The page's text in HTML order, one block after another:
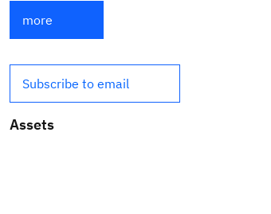
more
Subscribe to email
Assets